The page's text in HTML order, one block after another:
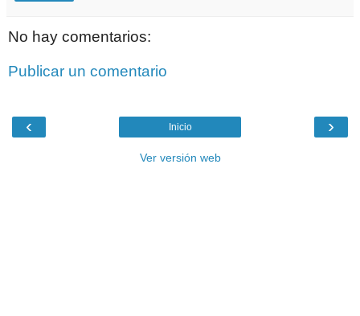
No hay comentarios:
Publicar un comentario
‹ ›
Inicio
Ver versión web